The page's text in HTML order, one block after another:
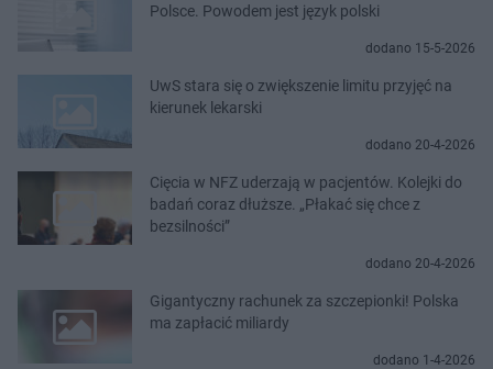
Polsce. Powodem jest język polski
dodano 15-5-2026
UwS stara się o zwiększenie limitu przyjęć na
kierunek lekarski
dodano 20-4-2026
Cięcia w NFZ uderzają w pacjentów. Kolejki do
badań coraz dłuższe. „Płakać się chce z
bezsilności”
dodano 20-4-2026
Gigantyczny rachunek za szczepionki! Polska
ma zapłacić miliardy
dodano 1-4-2026